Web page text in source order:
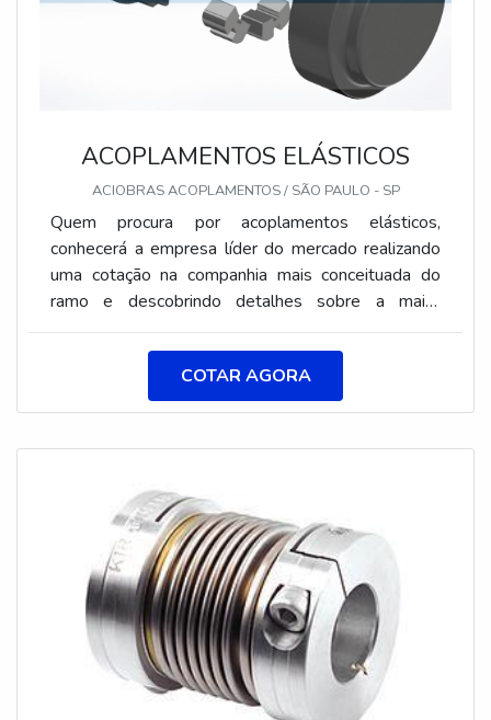
ACOPLAMENTOS ELÁSTICOS
ACIOBRAS ACOPLAMENTOS / SÃO PAULO - SP
Quem procura por acoplamentos elásticos,
conhecerá a empresa líder do mercado realizando
uma cotação na companhia mais conceituada do
ramo e descobrindo detalhes sobre a maior
referência em bom atendimento.Quando a procura
é por acoplamentos elásticos, com os
colaboradores da Aciobras Acoplamentos o cliente
obtém excelente custo-benefício e
ELÁSTICOSA Aciobras Acoplamentos foca sua
estratégia em produzir uma estrutura para os
parceiros com escritório de alta qualidade onde são
realizadas as atividades e equipamentos de última
geração, tudo para se certificar que se tenha
acoplamentos elásticos com precisão.Há muitas
maneiras eficientes de uma companhia demonstrar
competência, excelência e destaque em sua área
de atuação. A Aciobras Acoplamentos se mostra
COTAR AGORA